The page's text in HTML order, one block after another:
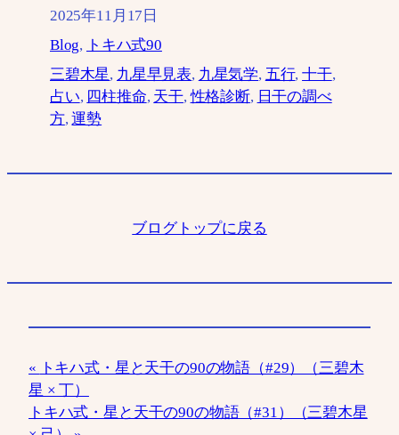
2025年11月17日
Blog, トキハ式90
三碧木星, 九星早見表, 九星気学, 五行, 十干
占い, 四柱推命, 天干, 性格診断, 日干の調べ
方, 運勢
ブログトップに戻る
トキハ式・星と天干の90の物語（#29）（三碧木
星 × 丁）
トキハ式・星と天干の90の物語（#31）（三碧木星